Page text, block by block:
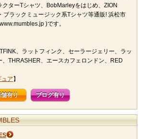
クターTシャツ、BobMarleyをはじめ、ZION
ブラックミュージック系Tシャツ等通販! 浜松市
)です。
、ラットフィンク、セーラージェリー、ラッ
、THRASHER、エースカフェロンドン、RED
ュア 】
有り ブログ有り